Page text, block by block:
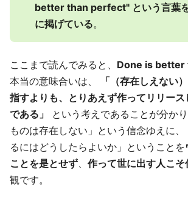
better than perfect" という言葉
に掲げている。
ここまで読んでみると、 Done is
本当の意味合いは、
「（存在しえない
指すよりも、とりあえず作ってリリー
である」
という考えであることが分か
ものは存在しない」という信念ゆえに
るにはどうしたらよいか」ということを
ことを是とせず
作って世に出す人こそ
観です。